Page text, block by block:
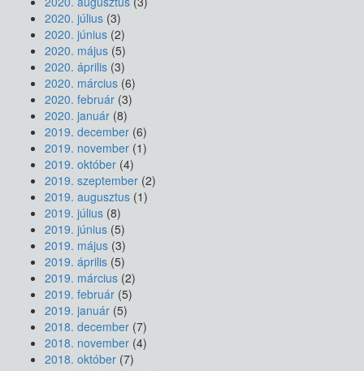
2020. július (3)
2020. június (2)
2020. május (5)
2020. április (3)
2020. március (6)
2020. február (3)
2020. január (8)
2019. december (6)
2019. november (1)
2019. október (4)
2019. szeptember (2)
2019. augusztus (1)
2019. július (8)
2019. június (5)
2019. május (3)
2019. április (5)
2019. március (2)
2019. február (5)
2019. január (5)
2018. december (7)
2018. november (4)
2018. október (7)